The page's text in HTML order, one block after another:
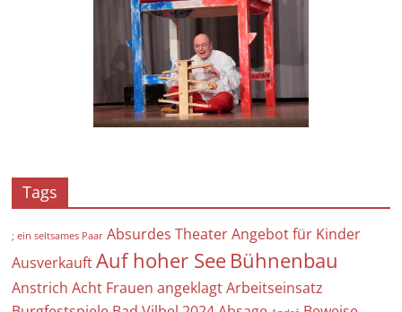
Tags
; ein seltsames Paar Absurdes Theater Angebot für Kinder
Ausverkauft Auf hoher See Bühnenbau
Anstrich Acht Frauen angeklagt Arbeitseinsatz